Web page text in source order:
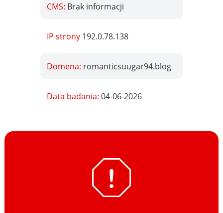
CMS: Brak informacji
IP strony 192.0.78.138
Domena: romanticsuugar94.blog
Data badania:04-06-2026